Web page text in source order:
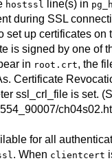
hostssl line(s) in
during SSL
set up certificates on
is signed by one of
in root.crt, the
s. Certificate
ssl_crl_fileis set.
for all
. When clientcert